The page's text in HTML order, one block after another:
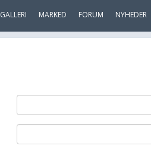
GALLERI MARKED FORUM NYHEDER